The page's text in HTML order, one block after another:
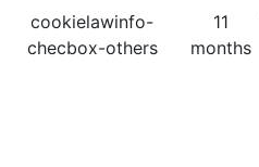
cookielawinfo-
checbox-others
11
months